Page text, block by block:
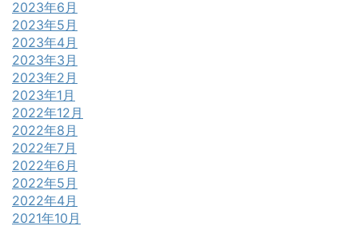
2023年6月
2023年5月
2023年4月
2023年3月
2023年2月
2023年1月
2022年12月
2022年8月
2022年7月
2022年6月
2022年5月
2022年4月
2021年10月